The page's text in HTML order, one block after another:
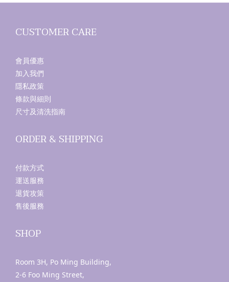
CUSTOMER CARE
會員優惠
加入我們
隱私政策
條款與細則
尺寸及清洗指南
ORDER & SHIPPING
付款方式
運送服務
退貨攻策
售後服務
SHOP
Room 3H, Po Ming Building,
2-6 Foo Ming Street,